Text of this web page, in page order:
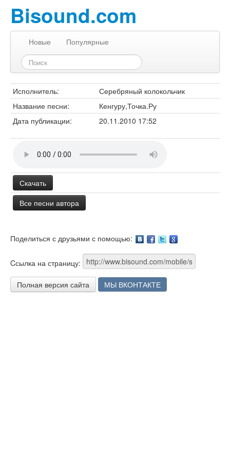
Bisound.com
Новые Популярные
Исполнитель:
Серебряный колокольчик
Название песни:
Кенгуру,Точка.Ру
Дата публикации:
20.11.2010 17:52
Скачать
Все песни автора
Поделиться с друзьями с помощью:
Cсылка на страницу:
Полная версия сайта МЫ ВКОНТАКТЕ